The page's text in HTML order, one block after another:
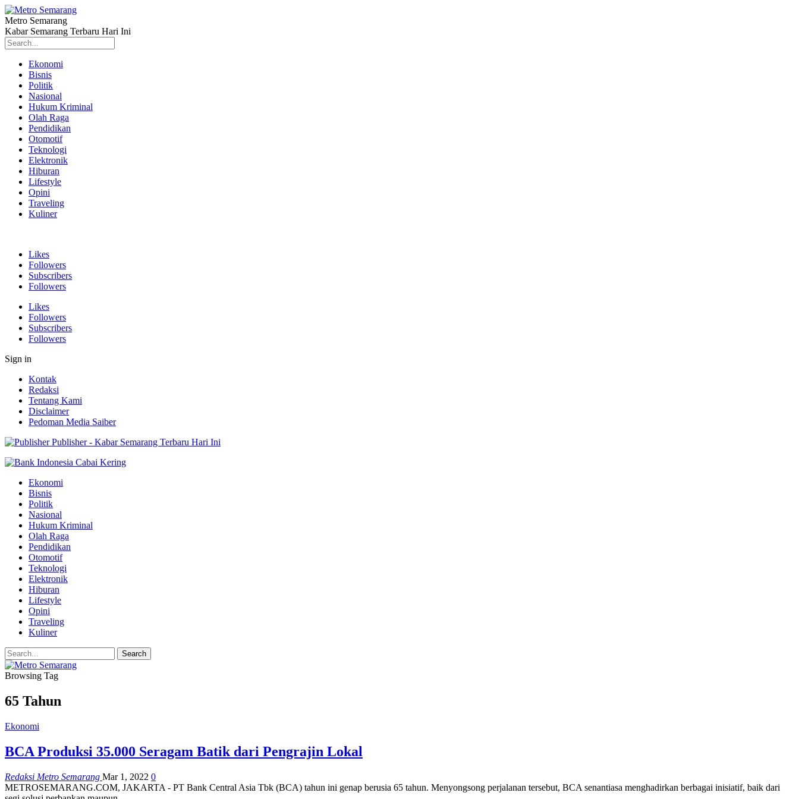
Metro Semarang
Kabar Semarang Terbaru Hari Ini
Ekonomi
Bisnis
Politik
Nasional
Hukum Kriminal
Olah Raga
Pendidikan
Otomotif
Teknologi
Elektronik
Hiburan
Lifestyle
Opini
Traveling
Kuliner
Likes
Followers
Subscribers
Followers
Likes
Followers
Subscribers
Followers
Sign in
Kontak
Redaksi
Tentang Kami
Disclaimer
Pedoman Media Saiber
Publisher - Kabar Semarang Terbaru Hari Ini
Ekonomi
Bisnis
Politik
Nasional
Hukum Kriminal
Olah Raga
Pendidikan
Otomotif
Teknologi
Elektronik
Hiburan
Lifestyle
Opini
Traveling
Kuliner
Browsing Tag
65 Tahun
Ekonomi
BCA Produksi 35.000 Seragam Batik dari Pengrajin Lokal
Redaksi Metro Semarang Mar 1, 2022 0
METROSEMARANG.COM, JAKARTA - PT Bank Central Asia Tbk (BCA) tahun ini genap berusia 65 tahun. Menyongsong perjalanan tersebut, BCA senantiasa menghadirkan berbagai inisiatif, baik dari